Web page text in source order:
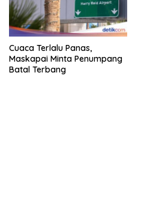
Cuaca Terlalu Panas,
Maskapai Minta Penumpang
Batal Terbang